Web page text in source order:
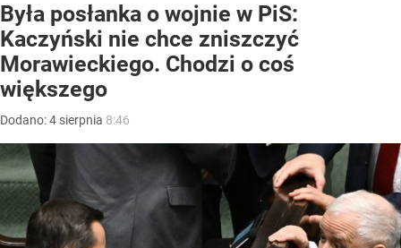
Była posłanka o wojnie w PiS:
Kaczyński nie chce zniszczyć
Morawieckiego. Chodzi o coś
większego
Dodano:4 sierpnia 8:46